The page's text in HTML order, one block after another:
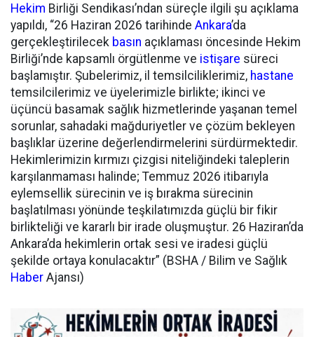
Hekim Birliği Sendikası’ndan süreçle ilgili şu açıklama
yapıldı, “26 Haziran 2026 tarihinde Ankara’da
gerçekleştirilecek basın açıklaması öncesinde Hekim
Birliği’nde kapsamlı örgütlenme ve istişare süreci
başlamıştır. Şubelerimiz, il temsilciliklerimiz, hastane
temsilcilerimiz ve üyelerimizle birlikte; ikinci ve
üçüncü basamak sağlık hizmetlerinde yaşanan temel
sorunlar, sahadaki mağduriyetler ve çözüm bekleyen
başlıklar üzerine değerlendirmelerini sürdürmektedir.
Hekimlerimizin kırmızı çizgisi niteliğindeki taleplerin
karşılanmaması halinde; Temmuz 2026 itibarıyla
eylemsellik sürecinin ve iş bırakma sürecinin
başlatılması yönünde teşkilatımızda güçlü bir fikir
birlikteliği ve kararlı bir irade oluşmuştur. 26 Haziran’da
Ankara’da hekimlerin ortak sesi ve iradesi güçlü
şekilde ortaya konulacaktır” (BSHA / Bilim ve Sağlık
Haber Ajansı)